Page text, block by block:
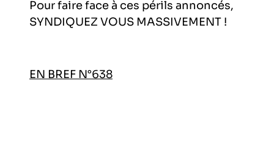
Pour faire face à ces périls annoncés,
SYNDIQUEZ VOUS MASSIVEMENT !
EN BREF N°638